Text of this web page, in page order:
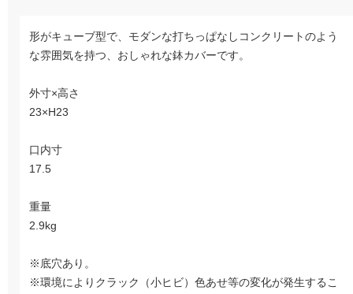
形がキューブ型で、モダンな打ちっぱなしコンクリートのよう
な雰囲気を持つ、おしゃれな鉢カバーです。
外寸×高さ
23×H23
口内寸
17.5
重量
2.9kg
※底穴あり。
※環境によりクラック（小ヒビ）色あせ等の変化が発生するこ